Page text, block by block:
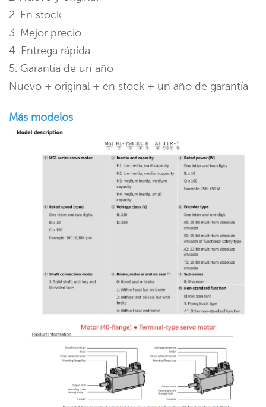
2. En stock
3. Mejor precio
4. Entrega rápida
5. Garantía de un año
Nuevo + original + en stock + un año de garantía
Más modelos